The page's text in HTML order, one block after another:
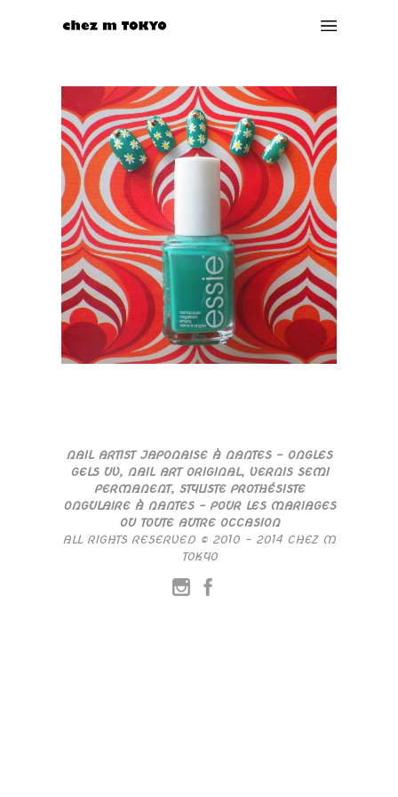
NAIL ARTIST JAPONAISE À NANTES – ONGLES
GELS UV, NAIL ART ORIGINAL, VERNIS SEMI
PERMANENT, STYLISTE PROTHÉSISTE
ONGULAIRE À NANTES – POUR LES MARIAGES
OU TOUTE AUTRE OCCASION
ALL RIGHTS RESERVED © 2010 – 2014 CHEZ M
TOKYO